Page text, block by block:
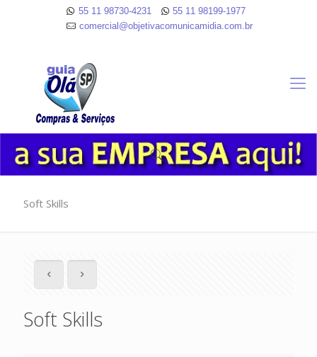
55 11 98730-4231
55 11 98199-1977
comercial@objetivacomunicamidia.com.br
Soft Skills
Soft Skills